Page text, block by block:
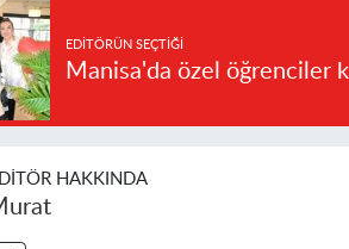
EDITÖRÜN SEÇTIĞI
Manisa'da özel öğrenciler
HAKKINDA